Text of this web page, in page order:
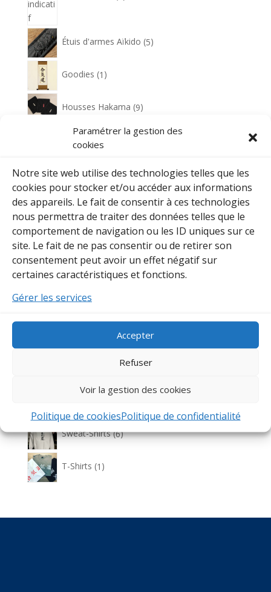
Paramétrer la gestion des
cookies
Notre site web utilise des technologies telles que les
cookies pour stocker et/ou accéder aux informations
des appareils. Le fait de consentir à ces technologies
nous permettra de traiter des données telles que le
comportement de navigation ou les ID uniques sur ce
site. Le fait de ne pas consentir ou de retirer son
consentement peut avoir un effet négatif sur
certaines caractéristiques et fonctions.
Gérer les services
Accepter
Refuser
Voir la gestion des cookies
Politique de cookiesPolitique de confidentialité
Étuis d'armes Aïkido 5
produits
Goodies 1
produit
Housses Hakama 9
produits
Housses Zooris
1
Plaque de nom pour zooris scratchable 1
produit
Polos 5
5
produits
Porte-clés 1
1
produit
Sacs de sports - Sacs à dos 6
6
produits
Service de Broderie
Serviettes 30x50cm personnalisables
Serviettes de bain personnalisables
Sweat-Shirts 6
produits
T-Shirts 1
produit